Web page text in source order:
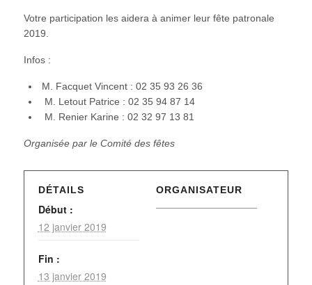
Votre participation les aidera à animer leur fête patronale
2019.
Infos :
M. Facquet Vincent : 02 35 93 26 36
M. Letout Patrice : 02 35 94 87 14
M. Renier Karine : 02 32 97 13 81
Organisée par le Comité des fêtes
DÉTAILS
Début :
12 janvier 2019
Fin :
13 janvier 2019
ORGANISATEUR